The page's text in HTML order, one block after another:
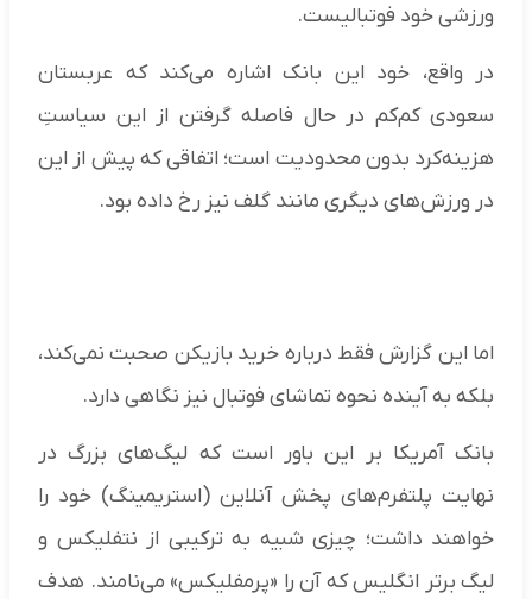
ورزشی خود فوتبالیست.
در واقع، خود این بانک اشاره می‌کند که عربستان
سعودی کم‌کم در حال فاصله گرفتن از این سیاستِ
هزینه‌کرد بدون محدودیت است؛ اتفاقی که پیش از این
در ورزش‌های دیگری مانند گلف نیز رخ داده بود.
اما این گزارش فقط درباره خرید بازیکن صحبت نمی‌کند،
بلکه به آینده نحوه تماشای فوتبال نیز نگاهی دارد.
بانک آمریکا بر این باور است که لیگ‌های بزرگ در
نهایت پلتفرم‌های پخش آنلاین (استریمینگ) خود را
خواهند داشت؛ چیزی شبیه به ترکیبی از نتفلیکس و
لیگ برتر انگلیس که آن را «پرمفلیکس» می‌نامند. هدف